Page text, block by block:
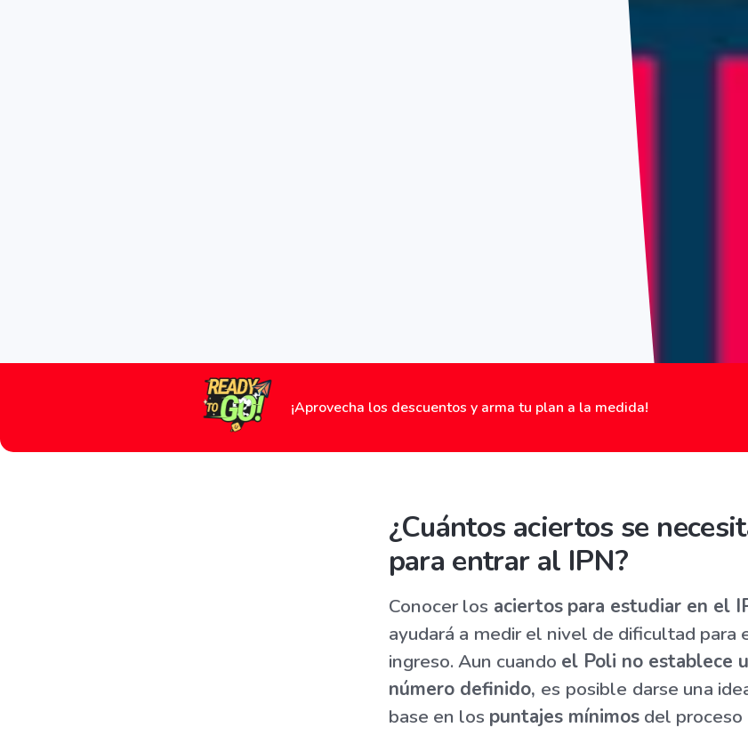
¡Aprovecha los descuentos y arma tu plan a la medida!
¿Cuántos aciertos se
para entrar al IPN?
Conocer los aciertos para estudiar en el
ayudará a medir el nivel de dificultad para
ingreso. Aun cuando el Poli no establece
número definido, es posible darse una
base en los puntajes mínimosdel proceso